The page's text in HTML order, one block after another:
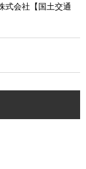
式会社【国土交通